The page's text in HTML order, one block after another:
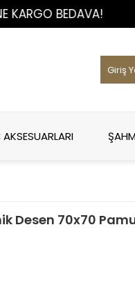
BEDAVA!
Giriş
Desen 70x70